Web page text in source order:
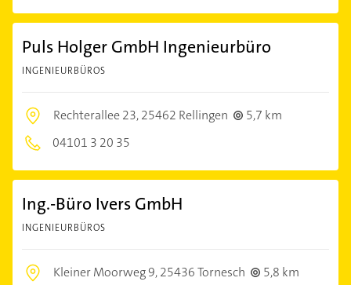
Puls Holger GmbH Ingenieurbüro
INGENIEURBÜROS
Rechterallee 23,25462 Rellingen
5,7 km
04101 3 20 35
Ing.-Büro Ivers GmbH
INGENIEURBÜROS
Kleiner Moorweg 9,25436 Tornesch
5,8 km